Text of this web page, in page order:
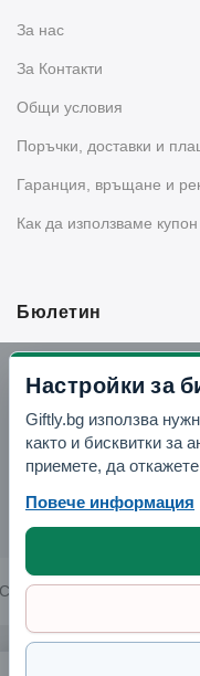
Силиконова форма за
За нас
За Контакти
Общи условия
Поръчки, доставки и
Гаранция, връщане и
Как да използваме
Бюлетин
Отвори Telegram
Copyright © 2026
Настройки за
Giftly.bg използва
както и бисквитки за
приемете, да
Повече информация